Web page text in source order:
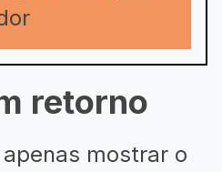
retorno
mostrar o